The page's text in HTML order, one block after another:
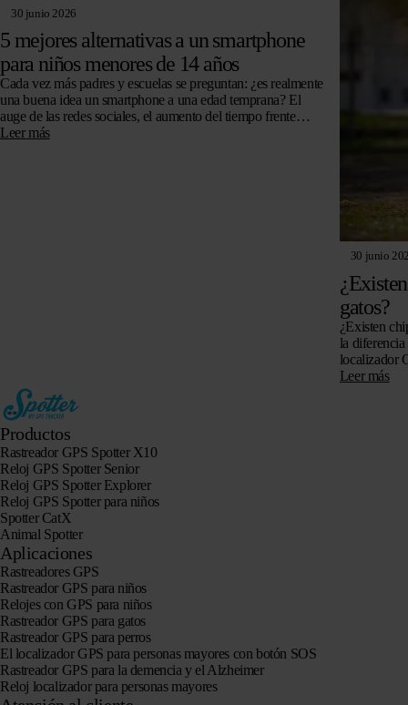
30 junio 2026
5 mejores alternativas a un smartphone
para niños menores de 14 años
Cada vez más padres y escuelas se preguntan: ¿es realmente
una buena idea un smartphone a una edad temprana? El
auge de las redes sociales, el aumento del tiempo frente…
Leer más
30 junio
gatos?
¿Existen
la
localizador
si es
Leer más
Productos
Rastreador GPS Spotter X10
Reloj GPS Spotter Senior
Reloj GPS Spotter Explorer
Reloj GPS Spotter para niños
Spotter CatX
Animal Spotter
Aplicaciones
Rastreadores GPS
Rastreador GPS para niños
Relojes con GPS para niños
Rastreador GPS para gatos
Rastreador GPS para perros
El localizador GPS para personas mayores con botón SOS
Rastreador GPS para la demencia y el Alzheimer
Reloj localizador para personas mayores